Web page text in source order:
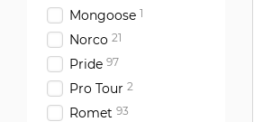
Mongoose 1
Norco 21
Pride 97
Pro Tour 2
Romet 93